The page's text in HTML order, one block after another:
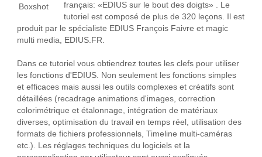
français: «EDIUS sur le bout des doigts» . Le
tutoriel est composé de plus de 320 leçons. Il est
produit par le spécialiste EDIUS François Faivre et magic
multi media, EDIUS.FR.
Dans ce tutoriel vous obtiendrez toutes les clefs pour utiliser
les fonctions d'EDIUS. Non seulement les fonctions simples
et efficaces mais aussi les outils complexes et créatifs sont
détaillées (recadrage animations d'images, correction
colorimétrique et étalonnage, intégration de matériaux
diverses, optimisation du travail en temps réel, utilisation des
formats de fichiers professionnels, Timeline multi-caméras
etc.). Les réglages techniques du logiciels et la